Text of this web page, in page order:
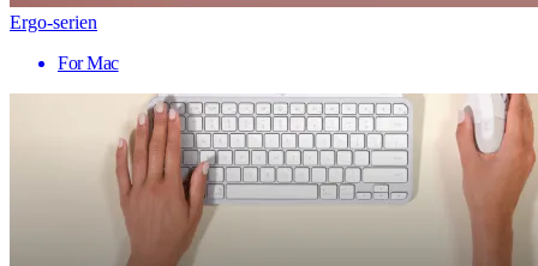
Ergo-serien
For Mac